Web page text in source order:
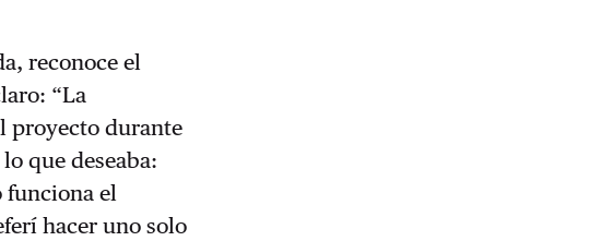
reconoce el
“La
proyecto durante
que deseaba:
funciona el
hacer uno solo